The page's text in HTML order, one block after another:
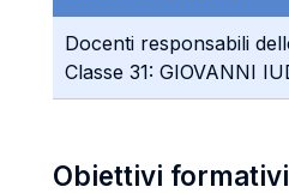
Docenti responsabili
Classe 31: GIOVANNI
Obiettivi